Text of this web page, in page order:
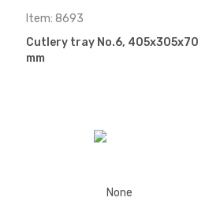
Item: 8693
Cutlery tray No.6, 405x305x70
mm